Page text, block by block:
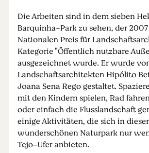
Die Arbeiten sind in dem sieben
Barquinha-Park zu sehen, der
Nationalen Preis für
Kategorie "Öffentlich nutzbare
ausgezeichnet wurde. Er wurde
Landschaftsarchitekten Hipólito
Joana Sena Rego gestaltet.
mit den Kindern spielen, Rad
oder einfach die Flusslandschaft
einige Aktivitäten, die sich in
wunderschönen Naturpark nur
Tejo-Ufer anbieten.